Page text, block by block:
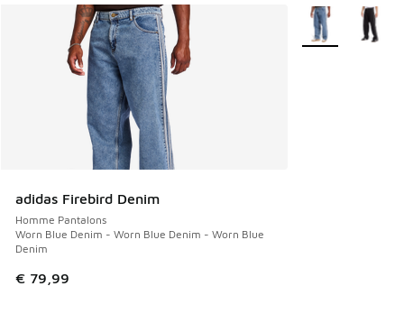
adidas Firebird Denim
Homme Pantalons
Worn Blue Denim - Worn Blue Denim - Worn Blue
Denim
€ 79,99
Plus de couleurs